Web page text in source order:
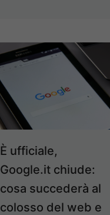
È ufficiale,
Google.it chiude:
cosa succederà al
colosso del web e